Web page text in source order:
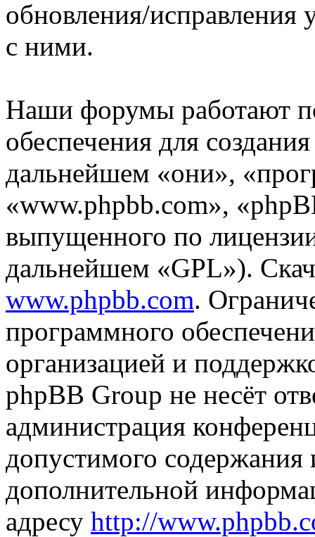
обновления/исправления
с ними.
Наши форумы работают
обеспечения для
дальнейшем «они»,
«www.phpbb.com»,
выпущенного по
дальнейшем «GPL»).
www.phpbb.com.
программного
организацией и
phpBB Group не несёт
администрация
допустимого
дополнительной
адресу http://